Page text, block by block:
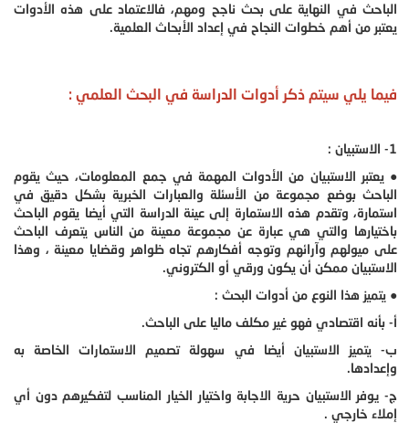
الباحث في النهاية على بحث ناجح ومهم، فالاعتماد على هذه الأدوات
يعتبر من أهم خطوات النجاح في إعداد الأبحاث العلمية.
فيما يلي سيتم ذكر أدوات الدراسة في البحث العلمي :
1- الاستبيان :
● يعتبر الاستبيان من الأدوات المهمة في جمع المعلومات، حيث يقوم
الباحث بوضع مجموعة من الأسئلة والعبارات الخبرية بشكل دقيق في
استمارة، وتقدم هذه الاستمارة إلى عينة الدراسة التي أيضا يقوم الباحث
باختيارها والتي هي عبارة عن مجموعة معينة من الناس يتعرف الباحث
على ميولهم وآرائهم وتوجه أفكارهم تجاه ظواهر وقضايا معينة ، وهذا
الاستبيان ممكن أن يكون ورقي أو الكتروني.
● يتميز هذا النوع من أدوات البحث :
أ- بأنه اقتصادي فهو غير مكلف ماليا على الباحث.
ب- يتميز الاستبيان أيضا في سهولة تصميم الاستمارات الخاصة به
وإعدادها.
ج- يوفر الاستبيان حرية الاجابة واختيار الخيار المناسب لتفكيرهم دون أي
إملاء خارجي .